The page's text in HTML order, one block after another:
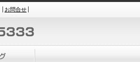
お問合せ